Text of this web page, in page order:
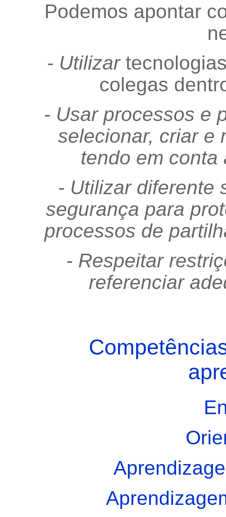
Podemos apontar
- Utilizar
colegas
- Usar processos e
selecionar, criar e
tendo em conta
- Utilizar diferente
segurança para
processos de
- Respeitar
referenciar